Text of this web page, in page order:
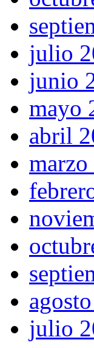
julio
junio
mayo
abril
julio